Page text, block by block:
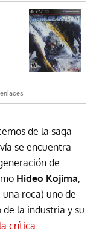
de la saga
se encuentra
de
Hideo Kojima,
roca) uno de
la industria y su
crítica.